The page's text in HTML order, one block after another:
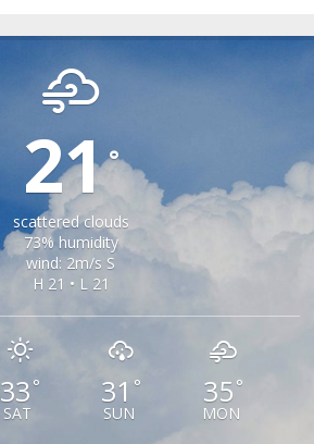
21°
scattered clouds
73% humidity
wind: 2m/s S
H 21 • L 21
33 °
SAT
31 °
SUN
35 °
MON